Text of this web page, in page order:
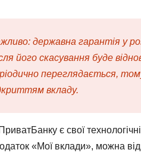
державна гарантія у
його скасування буде
переглядається,
вкладу.
є свої
«Мої вклади», можна